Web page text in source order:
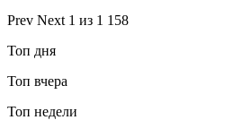
Prev Next 1 из 1 158
Топ дня
Топ вчера
Топ недели